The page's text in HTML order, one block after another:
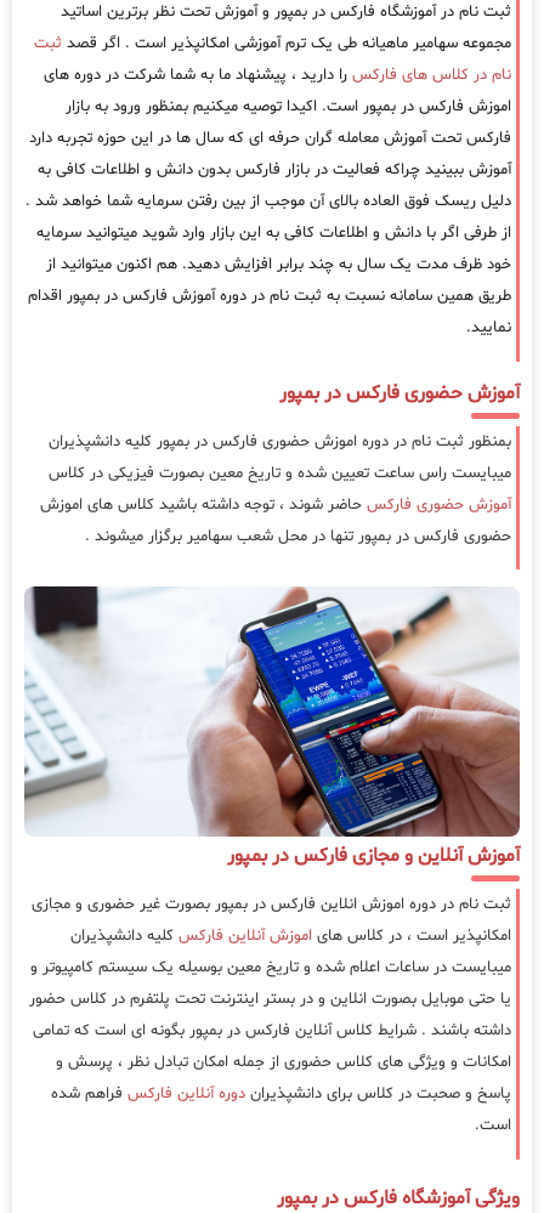
ثبت نام در آموزشگاه فارکس در بمپور و آموزش تحت نظر برترین اساتید
مجموعه سهامیر ماهیانه طی یک ترم آموزشی امکانپذیر است . اگر قصد ثبت
نام در کلاس های فارکس را دارید ، پیشنهاد ما به شما شرکت در دوره های
اموزش فارکس در بمپور است. اکیدا توصیه میکنیم بمنظور ورود به بازار
فارکس تحت آموزش معامله گران حرفه ای که سال ها در این حوزه تجربه دارد
آموزش ببینید چراکه فعالیت در بازار فارکس بدون دانش و اطلاعات کافی به
دلیل ریسک فوق العاده بالای آن موجب از بین رفتن سرمایه شما خواهد شد .
از طرفی اگر با دانش و اطلاعات کافی به این بازار وارد شوید میتوانید سرمایه
خود ظرف مدت یک سال به چند برابر افزایش دهید. هم اکنون میتوانید از
طریق همین سامانه نسبت به ثبت نام در دوره آموزش فارکس در بمپور اقدام
نمایید.
آموزش حضوری فارکس در بمپور
بمنظور ثبت نام در دوره اموزش حضوری فارکس در بمپور کلیه دانشپذیران
میبایست راس ساعت تعیین شده و تاریخ معین بصورت فیزیکی در کلاس
آموزش حضوری فارکس حاضر شوند ، توجه داشته باشید کلاس های اموزش
حضوری فارکس در بمپور تنها در محل شعب سهامیر برگزار میشوند .
آموزش آنلاین و مجازی فارکس در بمپور
ثبت نام در دوره اموزش انلاین فارکس در بمپور بصورت غیر حضوری و مجازی
امکانپذیر است ، در کلاس های اموزش آنلاین فارکس کلیه دانشپذیران
میبایست در ساعات اعلام شده و تاریخ معین بوسیله یک سیستم کامپیوتر و
یا حتی موبایل بصورت انلاین و در بستر اینترنت تحت پلتفرم در کلاس حضور
داشته باشند . شرایط کلاس آنلاین فارکس در بمپور بگونه ای است که تمامی
امکانات و ویژگی های کلاس حضوری از جمله امکان تبادل نظر ، پرسش و
پاسخ و صحبت در کلاس برای دانشپذیران دوره آنلاین فارکس فراهم شده
است.
ویژگی آموزشگاه فارکس در بمپور